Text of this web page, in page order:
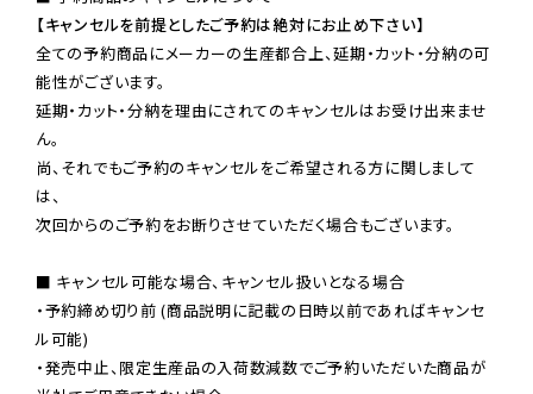
【キャンセルを前提としたご予約は絶対にお止め下さい】
全ての予約商品にメーカーの生産都合上、延期・カット・分納の可
能性がございます。
延期・カット・分納を理由にされてのキャンセルはお受け出来ませ
ん。
尚、それでもご予約のキャンセルをご希望される方に関しまして
は、
次回からのご予約をお断りさせていただく場合もございます。
■ キャンセル可能な場合、キャンセル扱いとなる場合
・予約締め切り前 (商品説明に記載の日時以前であればキャンセ
ル可能)
・発売中止、限定生産品の入荷数減数でご予約いただいた商品が